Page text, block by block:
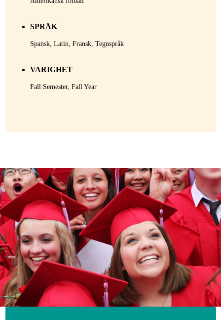
SPRÅK
Spansk, Latin, Fransk, Tegnspråk
VARIGHET
Fall Semester, Fall Year